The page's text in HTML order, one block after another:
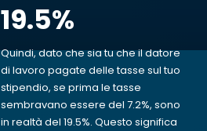
19.5%
Quindi, dato che sia tu che il datore
di lavoro pagate delle tasse sul tuo
stipendio, se prima le tasse
sembravano essere del 7.2%, sono
in realtà del 19.5%. Questo significa